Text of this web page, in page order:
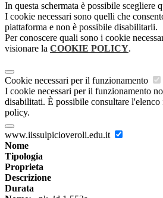
In questa schermata è possibile scegliere
I cookie necessari sono quelli che
piattaforma e non è possibile disabilitarli.
Per conoscere quali sono i cookie
visionare la COOKIE POLICY.
Cookie necessari per il funzionamento
I cookie necessari per il funzionamento
disabilitati. È possibile consultare
policy.
www.iissulpicioveroli.edu.it
Nome
Tipologia
Proprieta
Descrizione
Durata